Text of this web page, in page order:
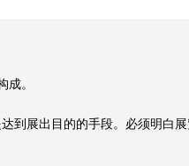
成。
展出目的的手段。必须明白展